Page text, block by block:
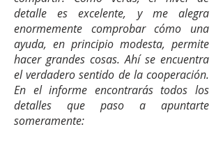
detalle es excelente, y me alegra
enormemente comprobar cómo una
ayuda, en principio modesta, permite
hacer grandes cosas. Ahí se encuentra
el verdadero sentido de la cooperación.
En el informe encontrarás todos los
detalles que paso a apuntarte
someramente: